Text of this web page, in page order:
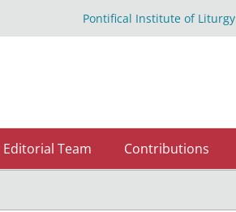
Pontifical Institute of Liturgy
Editorial Team Contributions